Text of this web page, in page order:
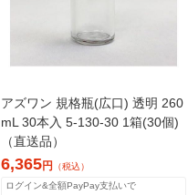
アズワン 規格瓶(広口) 透明 260
mL 30本入 5-130-30 1箱(30個)
（直送品）
6,365円 （税込）
ログイン&全額PayPay支払いで